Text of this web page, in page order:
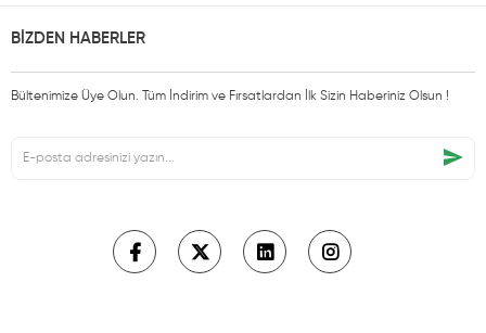
BİZDEN HABERLER
Bültenimize Üye Olun. Tüm İndirim ve Fırsatlardan İlk Sizin Haberiniz Olsun !